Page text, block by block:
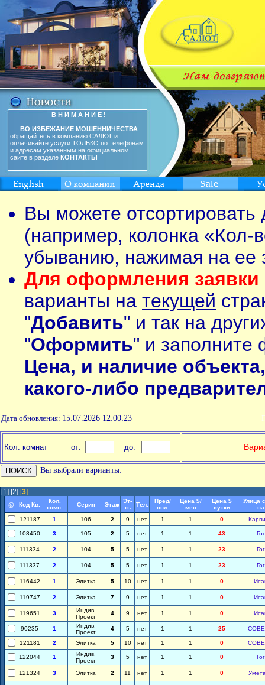
В Н И М А Н И Е !
ВО ИЗБЕЖАНИЕ МОШЕННИЧЕСТВА
обращайтесь в компанию САЛЮТ и
оплачивайте услуги ТОЛЬКО по телефонам
и адресам указанным на официальном
сайте в разделе КОНТАКТЫ
Вы можете
(например, колонка «Кол-
убыванию, нажимая на ее
Для оформления заявки
варианты на текущей
"Добавить" и так на
"Оформить" и заполните
Цена, и наличие
какого-либо
Дата обновления: 15.07.2026 12:00:23
Кол. комнат от: до:
Вы выбрали варианты:
[1] [2] [3]
@ Код Кв.
Кол.
комн.
Серия Этаж
Эт-
ть
Тел.
Пред/
опл.
Цена $/
мес
Цена $
сутки
Улица
121187
1 106 2 9 нет 1 1 0
108450 3 105 2 5 нет 1 1 43
111334 2 104 5 5 нет 1 1 23
111337 2 104 5 5 нет 1 1 23
116442 1 Элитка 5 10 нет 1 1 0
119747 2 Элитка 7 9 нет 1 1 0
119651 3
Индив.
Проект
4 9 нет 1 1 0
90235 1
Индив.
Проект
4 5 нет 1 1 25
121181 2 Элитка 5 10 нет 1 1 0
122044 1
Индив.
Проект
3 5 нет 1 1 0
121324 3 Элитка 2 11 нет 1 1 0